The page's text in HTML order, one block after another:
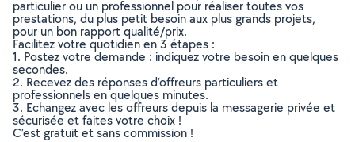
particulier ou un professionnel pour réaliser toutes vos
prestations, du plus petit besoin aux plus grands projets,
pour un bon rapport qualité/prix.
Facilitez votre quotidien en 3 étapes :
1. Postez votre demande : indiquez votre besoin en quelques
secondes.
2. Recevez des réponses d’offreurs particuliers et
professionnels en quelques minutes.
3. Echangez avec les offreurs depuis la messagerie privée et
sécurisée et faites votre choix !
C’est gratuit et sans commission !